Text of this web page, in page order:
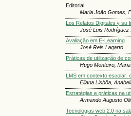
Editorial
Maria João Gomes,
Los Relatos Digitales y su
José Luis Rodríguez
Avaliação em E-Learning
José Reis Lagarto
Práticas de utilização de
Hugo Monteiro,
LMS em contexto escolar:
Eliana Lisbôa,
Estratégias e práticas na
Armando Augusto
Tecnologias web 2.0 na